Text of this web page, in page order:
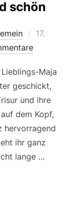
schön
17.
Maja
geschickt,
und ihre
dem Kopf,
hervorragend
ihr ganz
lange …
LEBEN IST BUNT